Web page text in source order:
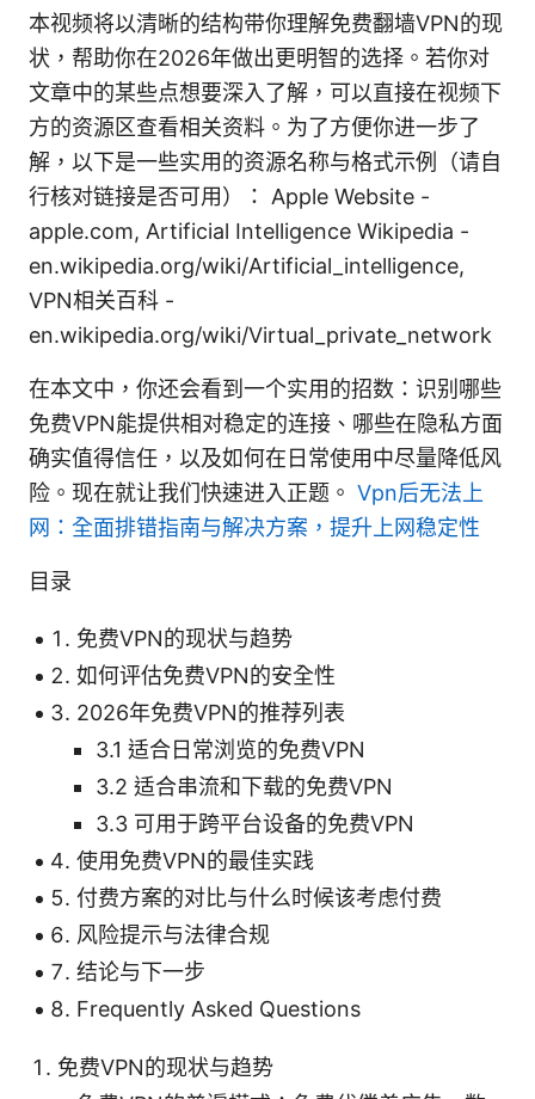
本视频将以清晰的结构带你理解免费翻墙VPN的现
状，帮助你在2026年做出更明智的选择。若你对
文章中的某些点想要深入了解，可以直接在视频下
方的资源区查看相关资料。为了方便你进一步了
解，以下是一些实用的资源名称与格式示例（请自
行核对链接是否可用）： Apple Website -
apple.com, Artificial Intelligence Wikipedia -
en.wikipedia.org/wiki/Artificial_intelligence,
VPN相关百科 -
en.wikipedia.org/wiki/Virtual_private_network
在本文中，你还会看到一个实用的招数：识别哪些
免费VPN能提供相对稳定的连接、哪些在隐私方面
确实值得信任，以及如何在日常使用中尽量降低风
险。现在就让我们快速进入正题。 Vpn后无法上
网：全面排错指南与解决方案，提升上网稳定性
目录
免费VPN的现状与趋势
如何评估免费VPN的安全性
2026年免费VPN的推荐列表
3.1 适合日常浏览的免费VPN
3.2 适合串流和下载的免费VPN
3.3 可用于跨平台设备的免费VPN
使用免费VPN的最佳实践
付费方案的对比与什么时候该考虑付费
风险提示与法律合规
结论与下一步
Frequently Asked Questions
免费VPN的现状与趋势